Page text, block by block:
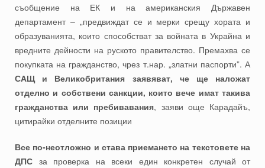
съобщение на ЕК и на американския Държавен
департамент – „предвиждат се и мерки срещу хората и
образуванията, които способстват за войната в Украйна и
вредните дейности на руското правителство. Премахва се
покупката на гражданство, чрез т.нар. „златни паспорти”. А
САЩ и Великобритания заявяват, че ще наложат
отделно и собствени санкции, които вече имат такива
гражданства или пребивавания, заяви още Карадайъ,
цитирайки отделните позиции
Все по-неотложно и става приемането на текстовете на
ДПС за проверка на всеки един конкретен случай от